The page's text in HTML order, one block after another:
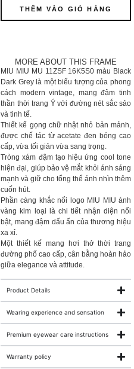
THÊM VÀO GIỎ HÀNG
MORE ABOUT THIS FRAME
MIU MIU MU 11ZSF 16K5S0 màu Black
Dark Grey là một biểu tượng của phong
cách modern vintage, mang đậm tinh
thần thời trang Ý với đường nét sắc sảo
và tinh tế.
Thiết kế gọng chữ nhật nhỏ bản mảnh,
được chế tác từ acetate đen bóng cao
cấp, vừa tối giản vừa sang trọng.
Tròng xám đậm tạo hiệu ứng cool tone
hiện đại, giúp bảo vệ mắt khỏi ánh sáng
mạnh và giữ cho tổng thể ánh nhìn thêm
cuốn hút.
Phần càng khắc nổi logo MIU MIU ánh
vàng kim loại là chi tiết nhận diện nổi
bật, mang đậm dấu ấn của thương hiệu
xa xỉ.
Một thiết kế mang hơi thở thời trang
đường phố cao cấp, cân bằng hoàn hảo
giữa elegance và attitude.
Product Details
Wearing experience and sensation
Premium eyewear care instructions
Warranty policy